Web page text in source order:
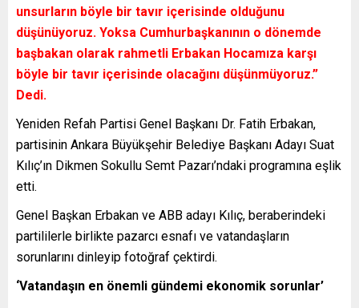
unsurların böyle bir tavır içerisinde olduğunu
düşünüyoruz. Yoksa Cumhurbaşkanının o dönemde
başbakan olarak rahmetli Erbakan Hocamıza karşı
böyle bir tavır içerisinde olacağını düşünmüyoruz.”
Dedi.
Yeniden Refah Partisi Genel Başkanı Dr. Fatih Erbakan,
partisinin Ankara Büyükşehir Belediye Başkanı Adayı Suat
Kılıç’ın Dikmen Sokullu Semt Pazarı’ndaki programına eşlik
etti.
Genel Başkan Erbakan ve ABB adayı Kılıç, beraberindeki
partililerle birlikte pazarcı esnafı ve vatandaşların
sorunlarını dinleyip fotoğraf çektirdi.
‘Vatandaşın en önemli gündemi ekonomik sorunlar’